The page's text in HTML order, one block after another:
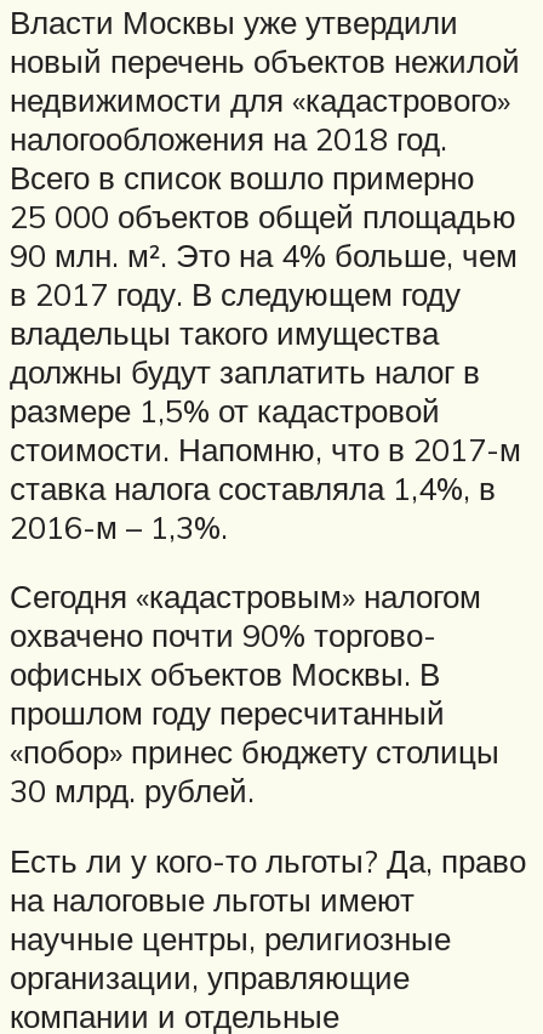
Власти Москвы уже утвердили
новый перечень объектов нежилой
недвижимости для «кадастрового»
налогообложения на 2018 год.
Всего в список вошло примерно
25 000 объектов общей площадью
90 млн. м². Это на 4% больше, чем
в 2017 году. В следующем году
владельцы такого имущества
должны будут заплатить налог в
размере 1,5% от кадастровой
стоимости. Напомню, что в 2017-м
ставка налога составляла 1,4%, в
2016-м – 1,3%.
Сегодня «кадастровым» налогом
охвачено почти 90% торгово-
офисных объектов Москвы. В
прошлом году пересчитанный
«побор» принес бюджету столицы
30 млрд. рублей.
Есть ли у кого-то льготы? Да, право
на налоговые льготы имеют
научные центры, религиозные
организации, управляющие
компании и отдельные